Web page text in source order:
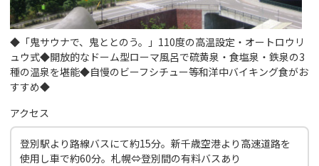
◆「鬼サウナで、鬼ととのう。」110度の高温設定・オートロウリ
ュウ式◆開放的なドーム型ローマ風呂で硫黄泉・食塩泉・鉄泉の3
種の温泉を堪能◆自慢のビーフシチュー等和洋中バイキング食がお
すすめ◆
アクセス
登別駅より路線バスにて約15分。新千歳空港より高速道路を
使用し車で約60分。札幌⇔登別間の有料バスあり